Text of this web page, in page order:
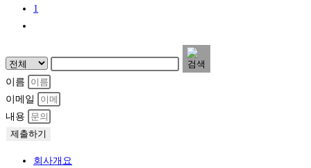
1
이름
이메일
내용
제출하기
회사개요